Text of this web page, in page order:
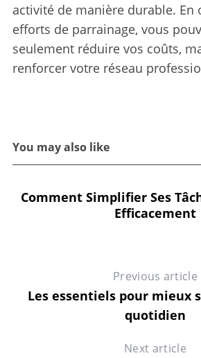
activité de manière durable. En
efforts de parrainage, vous
seulement réduire vos coûts,
renforcer votre réseau
You may also like
Comment Simplifier Ses
Efficacement
Previous article
Les essentiels pour mieux
quotidien
Next article